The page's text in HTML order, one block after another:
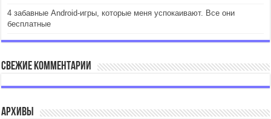
4 забавные Android-игры, которые меня успокаивают. Все они
бесплатные
Свежие комментарии
Архивы